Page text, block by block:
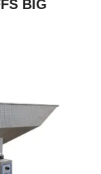
BIG